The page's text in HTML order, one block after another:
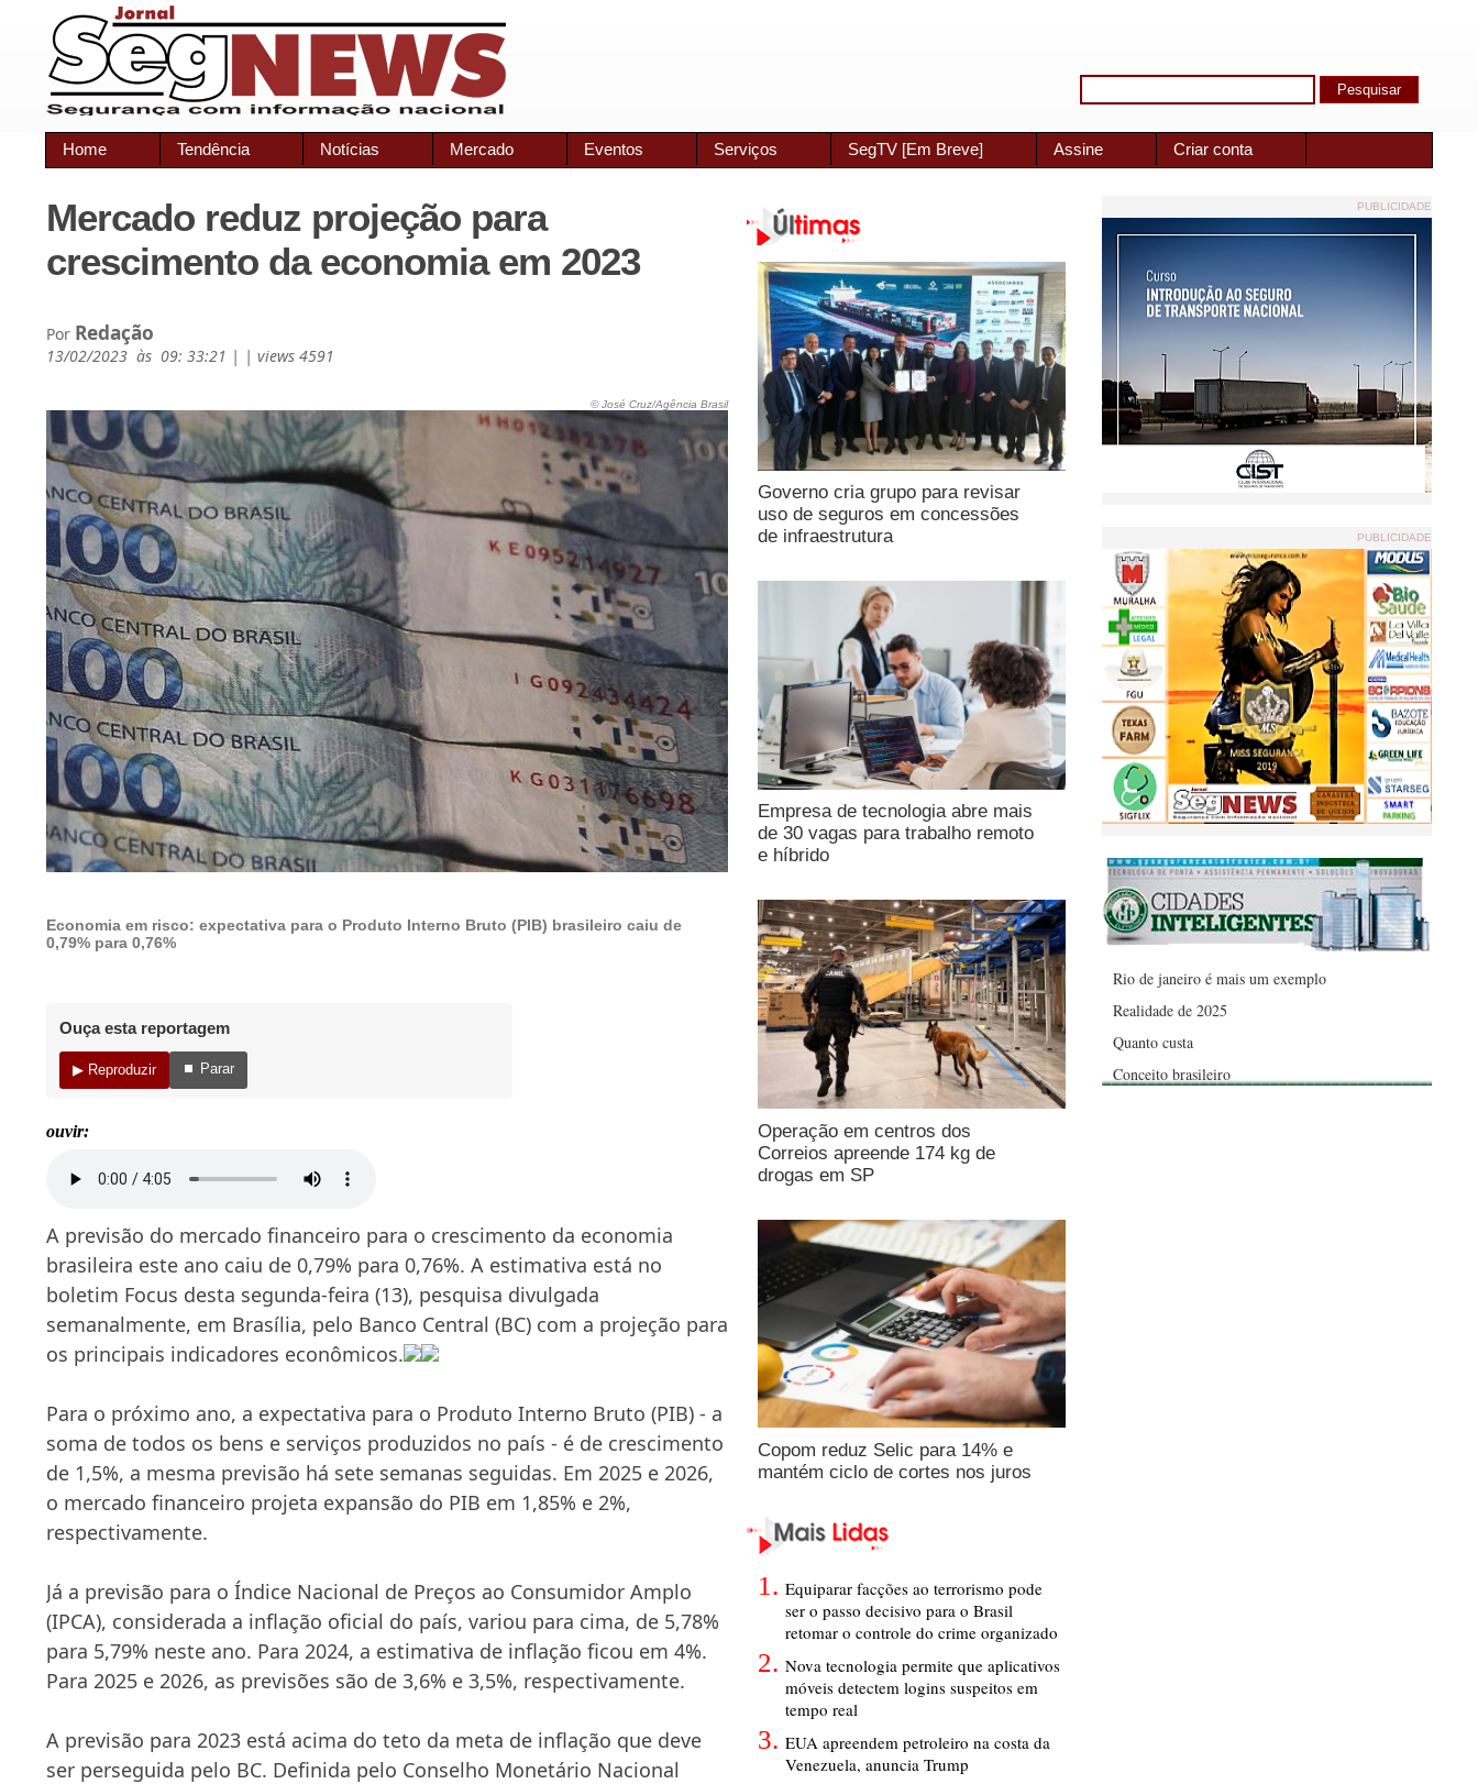
Home Tendência Notícias Mercado Eventos Serviços SegTV [Em Breve] Assine Criar conta
Mercado reduz projeção para
crescimento da economia em 2023
Por Redação
13/02/2023 às 09: 33:21 | | views 4591
© José Cruz/Agência Brasil
Economia em risco: expectativa para o Produto Interno Bruto (PIB) brasileiro caiu de
0,79% para 0,76%
Ouça esta reportagem
▶ Reproduzir ⏹ Parar
ouvir:
A previsão do mercado financeiro para o crescimento da economia
brasileira este ano caiu de 0,79% para 0,76%. A estimativa está no
boletim Focus desta segunda-feira (13), pesquisa divulgada
semanalmente, em Brasília, pelo Banco Central (BC) com a projeção para
os principais indicadores econômicos.
Para o próximo ano, a expectativa para o Produto Interno Bruto (PIB) - a
soma de todos os bens e serviços produzidos no país - é de crescimento
de 1,5%, a mesma previsão há sete semanas seguidas. Em 2025 e 2026,
o mercado financeiro projeta expansão do PIB em 1,85% e 2%,
respectivamente.
Já a previsão para o Índice Nacional de Preços ao Consumidor Amplo
(IPCA), considerada a inflação oficial do país, variou para cima, de 5,78%
para 5,79% neste ano. Para 2024, a estimativa de inflação ficou em 4%.
Para 2025 e 2026, as previsões são de 3,6% e 3,5%, respectivamente.
A previsão para 2023 está acima do teto da meta de inflação que deve
ser perseguida pelo BC. Definida pelo Conselho Monetário Nacional
Governo cria grupo para revisar
uso de seguros em concessões
de infraestrutura
Empresa de tecnologia abre mais
de 30 vagas para trabalho remoto
e híbrido
Operação em centros dos
Correios apreende 174 kg de
drogas em SP
Copom reduz Selic para 14% e
mantém ciclo de cortes nos juros
Equiparar facções ao terrorismo pode
ser o passo decisivo para o Brasil
retomar o controle do crime organizado
Nova tecnologia permite que aplicativos
móveis detectem logins suspeitos em
tempo real
EUA apreendem petroleiro na costa da
Venezuela, anuncia Trump
PUBLICIDADE
PUBLICIDADE
Rio de janeiro é mais um exemplo
Realidade de 2025
Quanto custa
Conceito brasileiro